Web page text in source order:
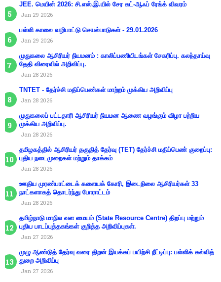
JEE. மெயின் 2026: சி.எஸ்.இ.யில் சேர கட்-ஆஃப் ரேங்க் விவரம்
Jan 29 2026
பள்ளி காலை வழிபாட்டு செயல்பாடுகள் - 29.01.2026
Jan 29 2026
முதுகலை ஆசிரியர் நியமனம் : காலிப்பணியிடங்கள் சேகரிப்பு. கலந்தாய்வு
தேதி விரைவில் அறிவிப்பு.
Jan 28 2026
TNTET - தேர்ச்சி மதிப்பெண்கள் மாற்றம் முக்கிய அறிவிப்பு
Jan 28 2026
முதுகலைப் பட்டதாரி ஆசிரியர் நியமன ஆணை வழங்கும் விழா பற்றிய
முக்கிய அறிவிப்பு.
Jan 28 2026
தமிழகத்தில் ஆசிரியர் தகுதித் தேர்வு (TET) தேர்ச்சி மதிப்பெண் குறைப்பு:
புதிய நடைமுறைகள் மற்றும் தாக்கம்
Jan 28 2026
ஊதிய முரண்பாட்டைக் களையக் கோரி, இடைநிலை ஆசிரியர்கள் 33
நாட்களாகத் தொடர்ந்து போராட்டம்
Jan 28 2026
தமிழ்நாடு மாநில வள மையம் (State Resource Centre) திறப்பு மற்றும்
புதிய பாடப்புத்தகங்கள் குறித்த அறிவிப்புகள்.
Jan 27 2026
முழு ஆண்டுத் தேர்வு வரை திறன் இயக்கப் பயிற்சி நீட்டிப்பு: பள்ளிக் கல்வித்
துறை அறிவிப்பு
Jan 27 2026